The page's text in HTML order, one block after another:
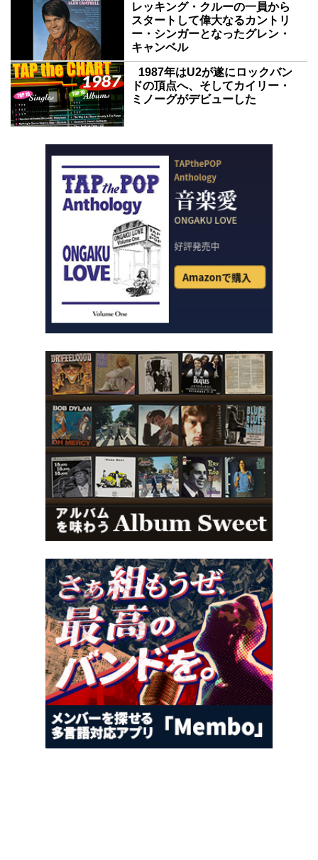
レッキング・クルーの一員から
スタートして偉大なるカントリ
ー・シンガーとなったグレン・
キャンベル
1987年はU2が遂にロックバン
ドの頂点へ、そしてカイリー・
ミノーグがデビューした